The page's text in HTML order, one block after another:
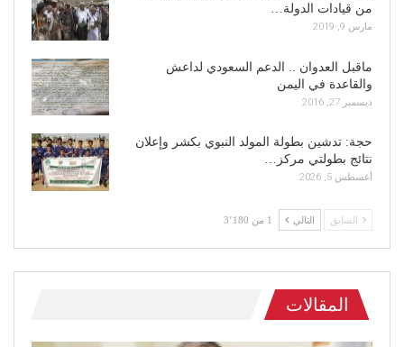
من قيادات الدولة…
مارس 9, 2019
ماقبل العدوان .. الدعم السعودي لداعش
والقاعدة في اليمن
ديسمبر 27, 2016
حجة: تدشين بطولة المولد النبوي بكشر وإعلان
نتائج بطولتي مركز…
أغسطس 5, 2026
السابق التالي 1 من 3٬180
المقالات